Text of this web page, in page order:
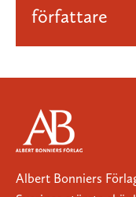
författare
Albert Bonniers